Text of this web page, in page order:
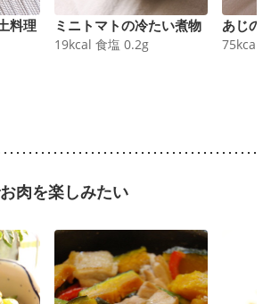
料理
ミニトマトの冷たい煮物
19kcal 食塩 0.2g
あじの
75kcal
肉を楽しみたい